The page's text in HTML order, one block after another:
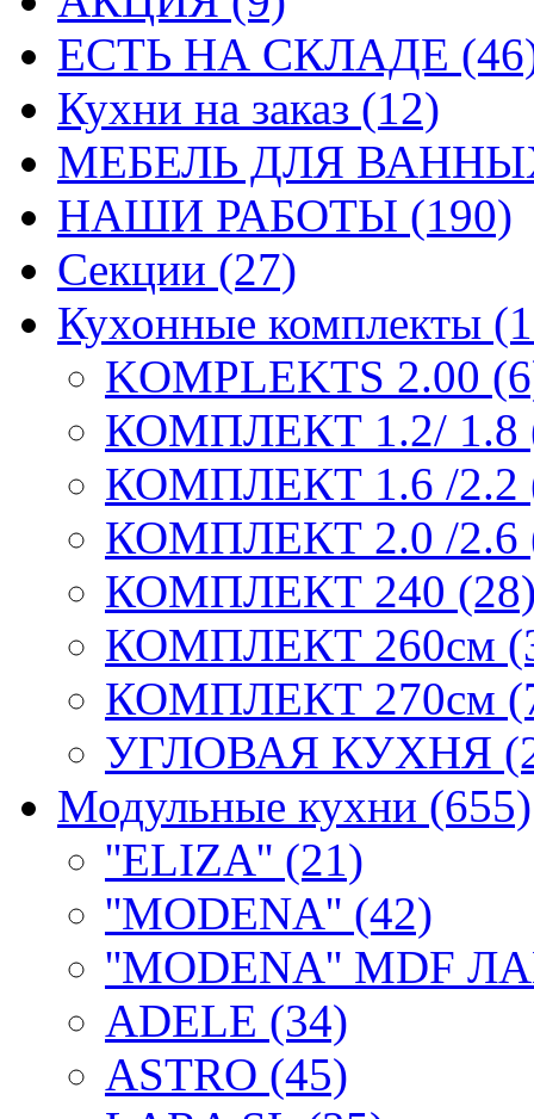
ЕСТЬ НА СКЛАДЕ
Кухни на заказ (12)
МЕБЕЛЬ ДЛЯ
НАШИ РАБОТЫ (190)
Секции (27)
Кухонные комплекты
KOMPLEKTS 2.00
КОМПЛЕКТ 1.2/ 1.8
КОМПЛЕКТ 1.6 /2.2
КОМПЛЕКТ 2.0 /2.6
КОМПЛЕКТ 240
КОМПЛЕКТ 260см
КОМПЛЕКТ 270см
УГЛОВАЯ КУХНЯ
Модульные кухни (655)
''ELIZA'' (21)
''MODENA'' (42)
''MODENA'' MDF
ADELE (34)
ASTRO (45)